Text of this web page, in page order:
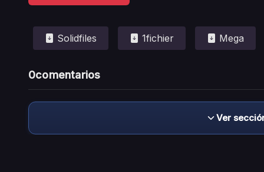
Solidfiles 1fichier Mega
0comentarios
Ver